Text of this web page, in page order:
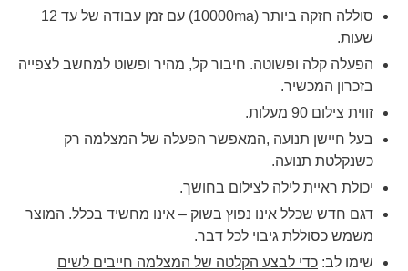
סוללה חזקה ביותר (10000ma) עם זמן עבודה של עד 12
שעות.
הפעלה קלה ופשוטה. חיבור קל, מהיר ופשוט למחשב לצפייה
בזכרון המכשיר.
זווית צילום 90 מעלות.
בעל חיישן תנועה ,המאפשר הפעלה של המצלמה רק
כשנקלטת תנועה.
יכולת ראיית לילה לצילום בחושך.
דגם חדש שכלל אינו נפוץ בשוק – אינו מחשיד בכלל. המוצר
משמש כסוללת גיבוי לכל דבר.
שימו לב: כדי לבצע הקלטה של המצלמה חייבים לשים